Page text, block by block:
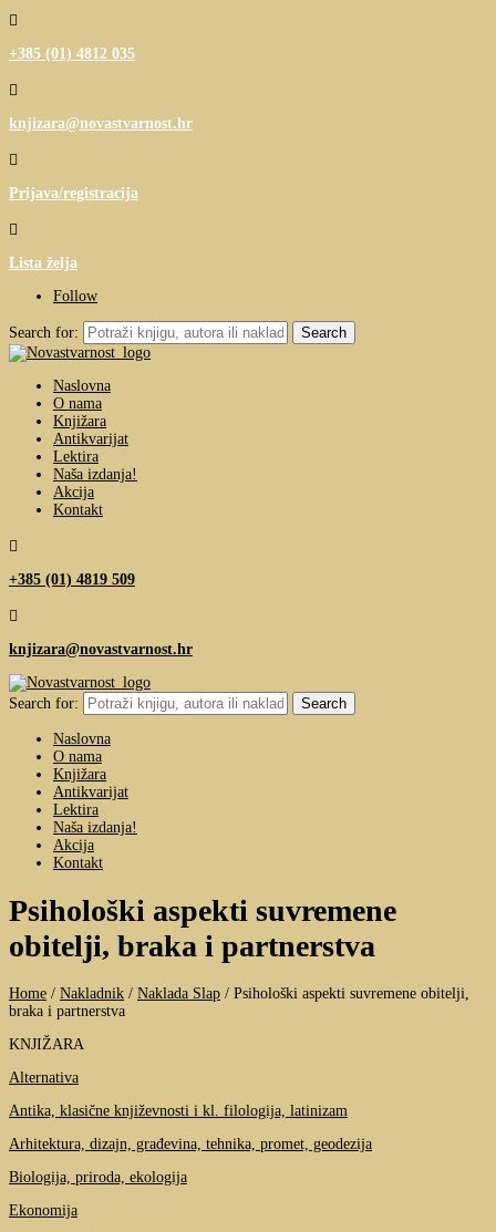

+385 (01) 4812 035

knjizara@novastvarnost.hr

Prijava/registracija

Lista želja
Follow
Search for:
Naslovna
O nama
Knjižara
Antikvarijat
Lektira
Naša izdanja!
Akcija
Kontakt

+385 (01) 4819 509

knjizara@novastvarnost.hr
Search for:
Naslovna
O nama
Knjižara
Antikvarijat
Lektira
Naša izdanja!
Akcija
Kontakt
Psihološki aspekti suvremene
obitelji, braka i partnerstva
Home / Nakladnik / Naklada Slap / Psihološki aspekti suvremene obitelji,
braka i partnerstva
KNJIŽARA
Alternativa
Antika, klasične književnosti i kl. filologija, latinizam
Arhitektura, dizajn, građevina, tehnika, promet, geodezija
Biologija, priroda, ekologija
Ekonomija